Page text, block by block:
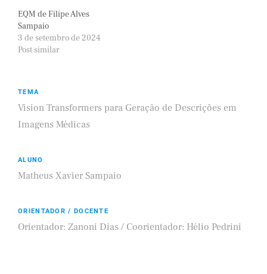
EQM de Filipe Alves
Sampaio
3 de setembro de 2024
Post similar
TEMA
Vision Transformers para Geração de Descrições em
Imagens Médicas
ALUNO
Matheus Xavier Sampaio
ORIENTADOR / DOCENTE
Orientador: Zanoni Dias / Coorientador: Hélio Pedrini